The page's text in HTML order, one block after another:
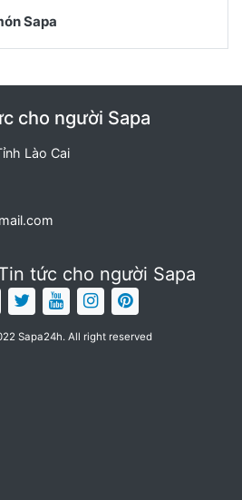
Sapa
cho người Sapa
Lào Cai
Sapa24h. All right reserved